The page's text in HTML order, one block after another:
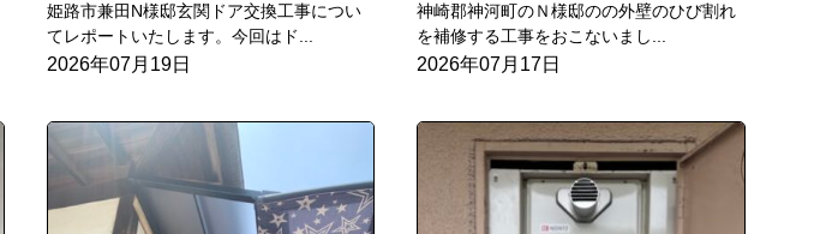
姫路市兼田N様邸玄関ドア交換工事につい
てレポートいたします。今回はド...
2026年07月19日
神崎郡神河町のＮ様邸のの外壁のひび割れ
を補修する工事をおこないまし...
2026年07月17日